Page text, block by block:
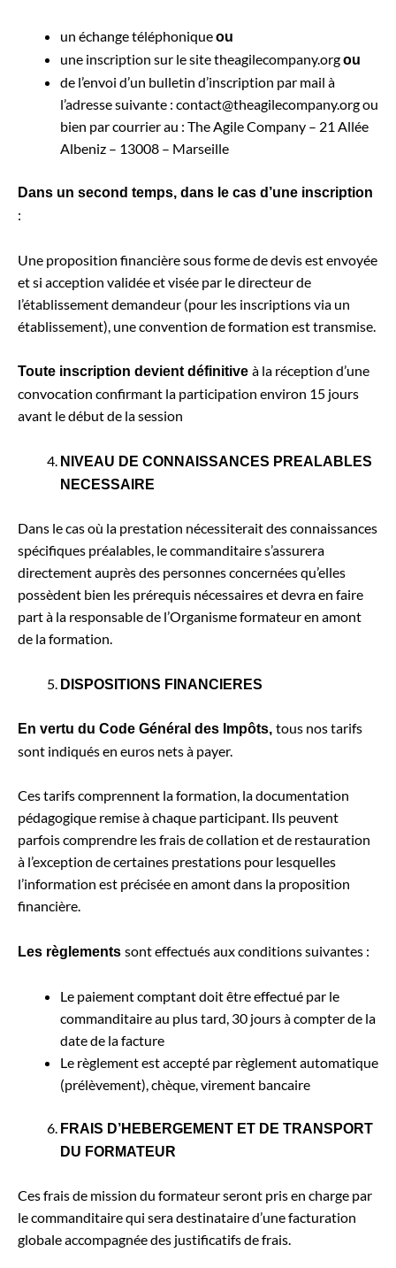
un échange téléphoniqueou
une inscription sur le site theagilecompany.orgou
de l’envoi d’un bulletin d’inscription par mail à
l’adresse suivante : contact@theagilecompany.org ou
bien par courrier au : The Agile Company – 21 Allée
Albeniz – 13008 – Marseille
Dans un second temps, dans le cas d’une inscription
:
Une proposition financière sous forme de devis est envoyée
et si acception validée et visée par le directeur de
l’établissement demandeur (pour les inscriptions via un
établissement), une convention de formation est transmise.
Toute inscription devient définitive à la réception d’une
convocation confirmant la participation environ 15 jours
avant le début de la session
NIVEAU DE CONNAISSANCES PREALABLES
NECESSAIRE
Dans le cas où la prestation nécessiterait des connaissances
spécifiques préalables, le commanditaire s’assurera
directement auprès des personnes concernées qu’elles
possèdent bien les prérequis nécessaires et devra en faire
part à la responsable de l’Organisme formateur en amont
de la formation.
DISPOSITIONS FINANCIERES
En vertu du Code Général des Impôts, tous nos tarifs
sont indiqués en euros nets à payer.
Ces tarifs comprennent la formation, la documentation
pédagogique remise à chaque participant. Ils peuvent
parfois comprendre les frais de collation et de restauration
à l’exception de certaines prestations pour lesquelles
l’information est précisée en amont dans la proposition
financière.
Les règlements sont effectués aux conditions suivantes :
Le paiement comptant doit être effectué par le
commanditaire au plus tard, 30 jours à compter de la
date de la facture
Le règlement est accepté par règlement automatique
(prélèvement), chèque, virement bancaire
FRAIS D’HEBERGEMENT ET DE TRANSPORT
DU FORMATEUR
Ces frais de mission du formateur seront pris en charge par
le commanditaire qui sera destinataire d’une facturation
globale accompagnée des justificatifs de frais.